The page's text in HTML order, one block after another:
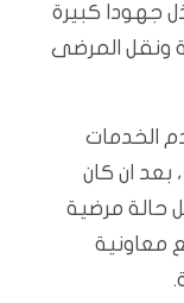
جهودا كبيرة
ونقل المرضى
الخدمات
بعد ان كان
دولارا عن كل حالة مرضية
معاونية